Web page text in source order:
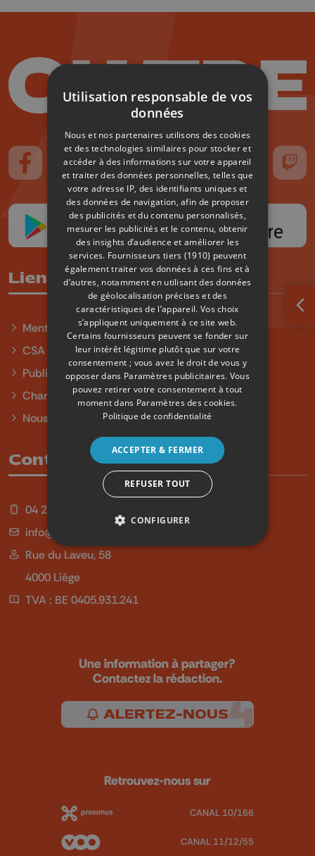
Suivez-nous sur FaceBook
Suivez-nous sur Instagram
Suivez-nous sur TikTokSuivez-nous sur YouTube
Suivez-nous
Liens utiles
Mentions légales
CSA
Publicité
Charte sur l'égalité et la diversité
Nous contacter
Contact
04 254 99 99
info@qu4tre.be
Rue du Laveu, 58
4000 Liège
TVA : BE 0405.931.241
Une information à partager?
Contactez la rédaction.
ALERTEZ-NOUS
Retrouvez-nous sur
CANAL 10/166
CANAL 11/12/55
Utilisation responsable de vos
données
Nous et nos partenaires utilisons des cookies
et des technologies similaires pour stocker et
accéder à des informations sur votre appareil
et traiter des données personnelles, telles que
votre adresse IP, des identifiants uniques et
des données de navigation, afin de proposer
des publicités et du contenu personnalisés,
mesurer les publicités et le contenu, obtenir
des insights d’audience et améliorer les
services. Fournisseurs tiers (1910) peuvent
également traiter vos données à ces fins et à
d’autres, notamment en utilisant des données
de géolocalisation précises et des
caractéristiques de l’appareil. Vos choix
s’appliquent uniquement à ce site web.
Certains fournisseurs peuvent se fonder sur
leur intérêt légitime plutôt que sur votre
consentement ; vous avez le droit de vous y
opposer dans Paramètres publicitaires. Vous
pouvez retirer votre consentement à tout
moment dans Paramètres des cookies.
Politique de confidentialité
ACCEPTER & FERMER
REFUSER TOUT
CONFIGURER